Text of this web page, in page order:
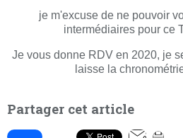
je m'excuse de ne pouvoir
intermédiaires pour ce
Je vous donne RDV en 2020, je
laisse la
Partager cet article